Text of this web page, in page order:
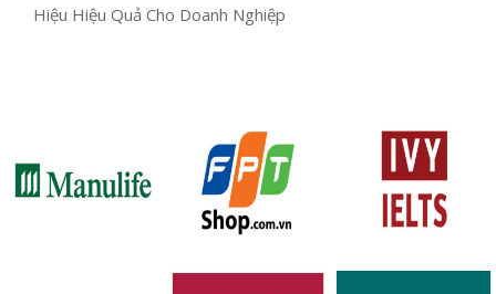
Hiệu Hiệu Quả Cho Doanh Nghiệp